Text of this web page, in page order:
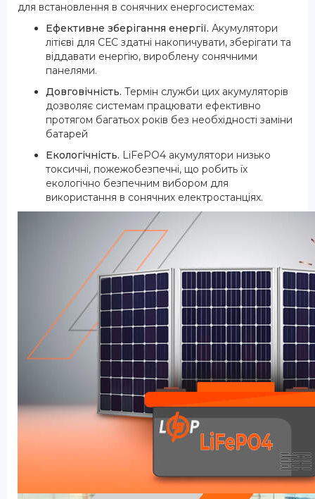
для встановлення в сонячних енергосистемах:
Ефективне зберігання енергії. Акумулятори
літієві для СЕС здатні накопичувати, зберігати та
віддавати енергію, вироблену сонячними
панелями.
Довговічність. Термін служби цих акумуляторів
дозволяє системам працювати ефективно
протягом багатьох років без необхідності заміни
батарей
Екологічність. LiFePO4 акумулятори низько
токсичні, пожежобезпечні, що робить їх
екологічно безпечним вибором для
використання в сонячних електростанціях.